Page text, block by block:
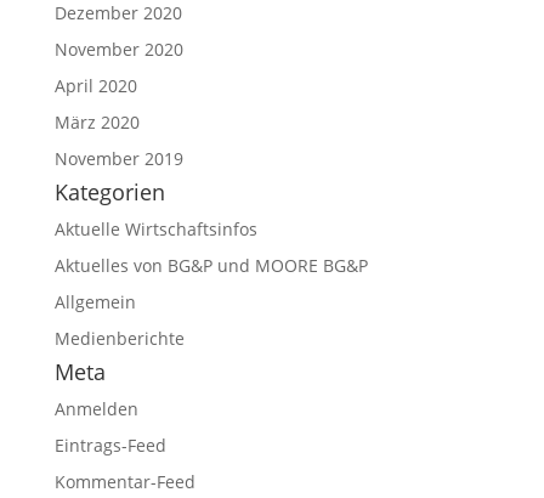
Dezember 2020
November 2020
April 2020
März 2020
November 2019
Kategorien
Aktuelle Wirtschaftsinfos
Aktuelles von BG&P und MOORE BG&P
Allgemein
Medienberichte
Meta
Anmelden
Eintrags-Feed
Kommentar-Feed